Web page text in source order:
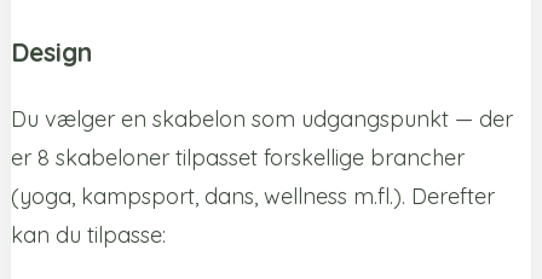
Design
Du vælger en skabelon som udgangspunkt — der
er 8 skabeloner tilpasset forskellige brancher
(yoga, kampsport, dans, wellness m.fl.). Derefter
kan du tilpasse: